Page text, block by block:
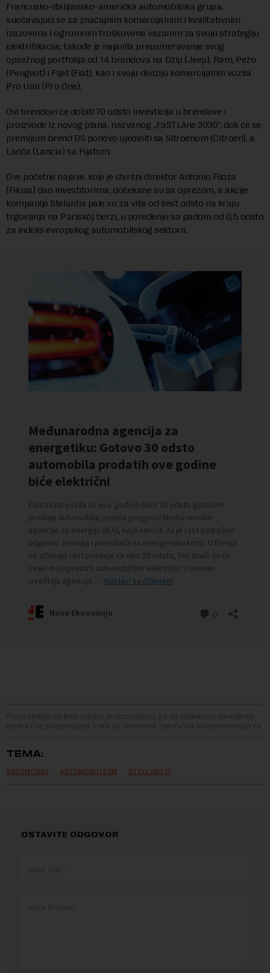
Francusko-italijansko-američka automobilska grupa,
suočavajući se sa značajnim komercijalnim i kvalitativnim
izazovima i ogromnim troškovima vezanim za svoju strategiju
elektrifikacije, takođe je najavila preusmeravanje svog
opsežnog portfolija od 14 brendova na Džip (Jeep), Ram, Pežo
(Peugeot) i Fijat (Fiat), kao i svoju diviziju komercijalnih vozila
Pro Uan (Pro One).
Ovi brendovi će dobiti 70 odsto investicija u brendove i
proizvode iz novog plana, nazvanog „FaSTLAne 2030“, dok će se
premijum brend DS ponovo ujediniti sa Sitroenom (Citroen), a
Lanča (Lancia) sa Fijatom.
Ove početne najave, koje je izvršni direktor Antonio Filoza
(Filosa) dao investitorima, dočekane su sa oprezom, a akcije
kompanije Stelantis pale su za više od šest odsto na kraju
trgovanja na Pariskoj berzi, u poređenju sa padom od 0,5 odsto
za indeks evropskog automobilskog sektora.
Preuzimanje delova teksta je dozvoljeno, ali uz obavezno navođenje
izvora i uz postavljanje linka ka izvornom tekstu na novaekonomija.rs
TEMA:
AUTOMOBILI AUTOMOBILIZAM STELLANTIS
OSTAVITE ODGOVOR